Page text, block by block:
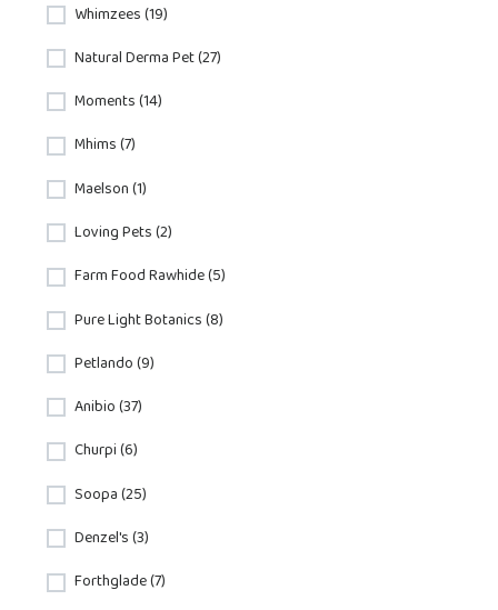
Whimzees (19)
Natural Derma Pet (27)
Moments (14)
Mhims (7)
Maelson (1)
Loving Pets (2)
Farm Food Rawhide (5)
Pure Light Botanics (8)
Petlando (9)
Anibio (37)
Churpi (6)
Soopa (25)
Denzel's (3)
Forthglade (7)